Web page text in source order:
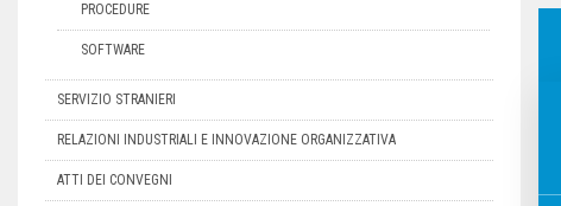
PROCEDURE
SOFTWARE
SERVIZIO STRANIERI
RELAZIONI INDUSTRIALI E INNOVAZIONE ORGANIZZATIVA
ATTI DEI CONVEGNI